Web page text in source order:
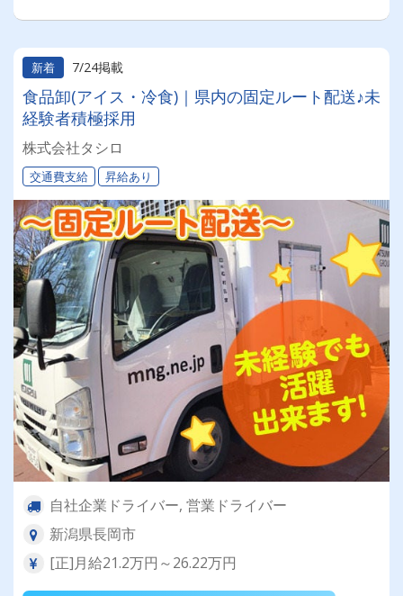
新着 7/24掲載
食品卸(アイス・冷食)｜県内の固定ルート配送♪未
経験者積極採用
株式会社タシロ
交通費支給 昇給あり
自社企業ドライバー, 営業ドライバー
新潟県長岡市
[正]月給21.2万円～26.22万円